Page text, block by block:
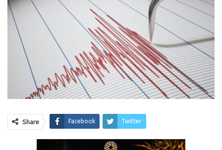
Share Facebook Twitter